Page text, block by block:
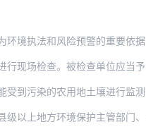
要依据，并上传农用地环境信息系统。
配合，如实反映情况，提供必要的资料…
并根据监测结果及时向当地人民政府提…
业主管部门将该机构失信情况记入其环…